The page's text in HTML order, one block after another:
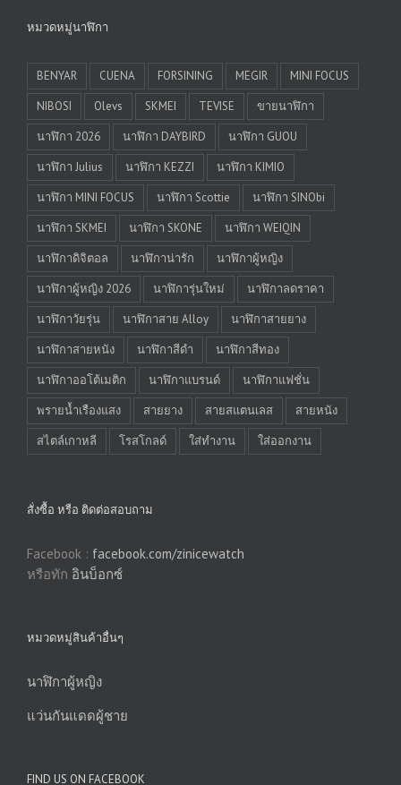
หมวดหมู่นาฬิกา
BENYAR CUENA FORSINING MEGIR
MINI FOCUS
NIBOSI
Olevs SKMEI TEVISE
ขายนาฬิกา
นาฬิกา 2026
นาฬิกา DAYBIRD
นาฬิกา GUOU
นาฬิกา Julius
นาฬิกา KEZZI
นาฬิกา KIMIO
นาฬิกา MINI FOCUS
นาฬิกา Scottie
นาฬิกา SINObi
นาฬิกา SKMEI
นาฬิกา SKONE
นาฬิกา WEIQIN
นาฬิกาดิจิตอล
นาฬิกาน่ารัก
นาฬิกาผู้หญิง
นาฬิกาผู้หญิง 2026
นาฬิการุ่นใหม่
นาฬิกาลดราคา
นาฬิกาวัยรุ่น
นาฬิกาสาย Alloy
นาฬิกาสายยาง
นาฬิกาสายหนัง
นาฬิกาสีดำ
นาฬิกาสีทอง
นาฬิกาออโต้เมติก
นาฬิกาแบรนด์
นาฬิกาแฟชั่น
พรายน้ำเรืองแสง
สายยาง สายสแตนเลส
สายหนัง
สไตล์เกาหลี
โรสโกลด์ ใส่ทำงาน ใส่ออกงาน
สั่งซื้อ หรือ ติดต่อสอบถาม
Facebook : facebook.com/zinicewatch
หรือทัก อินบ็อกซ์
หมวดหมู่สินค้าอื่นๆ
นาฬิกาผู้หญิง
แว่นกันแดดผู้ชาย
FIND US ON FACEBOOK